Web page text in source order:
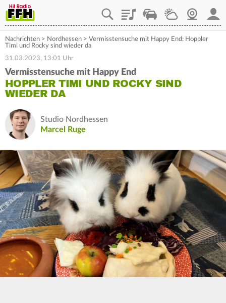
PlaylistStaupilotWetterWebcam
Nachrichten > Nordhessen > Vermisstensuche mit Happy End: Hoppler
Timi und Rocky sind wieder da
31.03.2023, 13:01 Uhr
Vermisstensuche mit Happy End
HOPPLER TIMI UND ROCKY SIND
WIEDER DA
Studio Nordhessen
Marcel Ruge